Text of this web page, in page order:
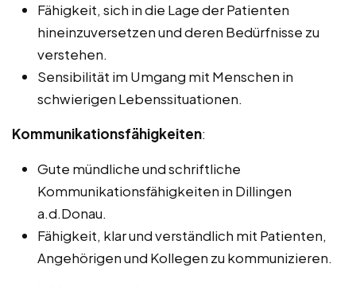
Fähigkeit, sich in die Lage der Patienten
hineinzuversetzen und deren Bedürfnisse zu
verstehen.
Sensibilität im Umgang mit Menschen in
schwierigen Lebenssituationen.
Kommunikationsfähigkeiten:
Gute mündliche und schriftliche
Kommunikationsfähigkeiten in Dillingen
a.d.Donau.
Fähigkeit, klar und verständlich mit Patienten,
Angehörigen und Kollegen zu kommunizieren.